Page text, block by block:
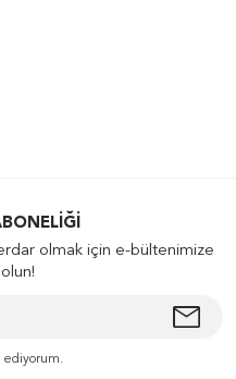
olmak için e-bültenimize
ediyorum.